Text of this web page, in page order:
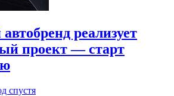
реализует
проект — старт
спустя